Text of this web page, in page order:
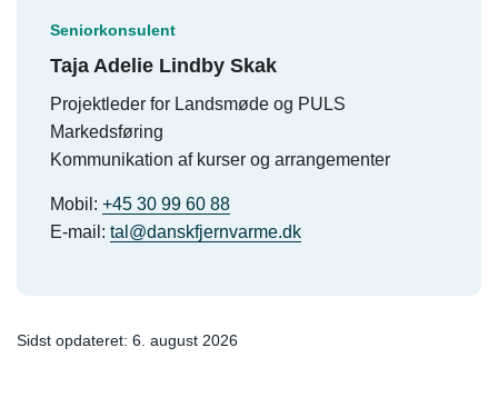
Seniorkonsulent
Taja Adelie Lindby Skak
Projektleder for Landsmøde og PULS
Markedsføring
Kommunikation af kurser og arrangementer
Mobil: +45 30 99 60 88
E-mail: tal@danskfjernvarme.dk
Sidst opdateret: 6. august 2026